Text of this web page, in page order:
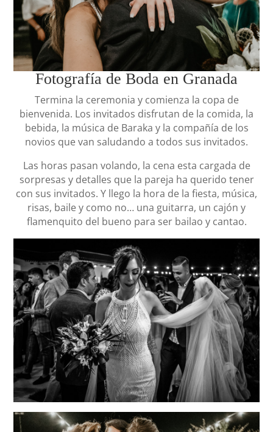
Fotografía de Boda en Granada
Termina la ceremonia y comienza la copa de
bienvenida. Los invitados disfrutan de la comida, la
bebida, la música de Baraka y la compañía de los
novios que van saludando a todos sus invitados.
Las horas pasan volando, la cena esta cargada de
sorpresas y detalles que la pareja ha querido tener
con sus invitados. Y llego la hora de la fiesta, música,
risas, baile y como no… una guitarra, un cajón y
flamenquito del bueno para ser bailao y cantao.